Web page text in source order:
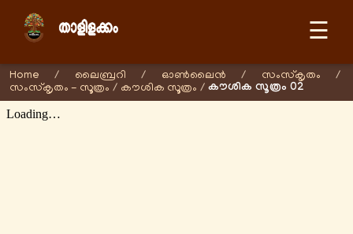
☰
Home / ലൈബ്രറി / ഓണ്‍ലൈന്‍ / സംസ്കൃതം
/
സംസ്കൃതം - സൂത്രം / കൗശിക സൂത്രം / കൗശിക സൂത്രം 02